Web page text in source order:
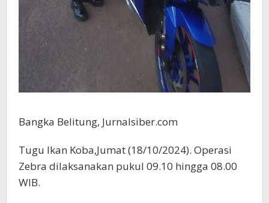
Bangka Belitung, Jurnalsiber.com
Tugu Ikan Koba,Jumat (18/10/2024). Operasi
Zebra dilaksanakan pukul 09.10 hingga 08.00
WIB.